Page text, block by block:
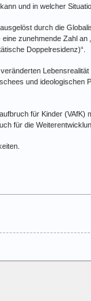
und in welcher
durch die
zunehmende Zahl an
Doppelresidenz)“.
und
für Kinder
für die